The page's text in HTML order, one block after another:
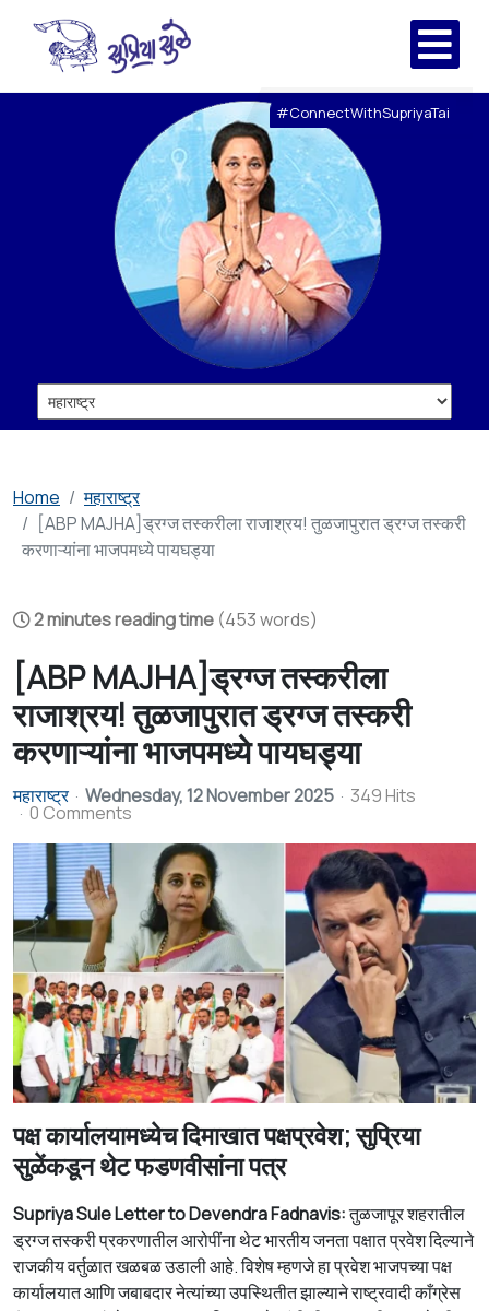
#ConnectWithSupriyaTai
Home
महाराष्ट्र
[ABP MAJHA]ड्रग्ज तस्करीला राजाश्रय! तुळजापुरात ड्रग्ज तस्करी
करणाऱ्यांना भाजपमध्ये पायघड्या
2 minutes reading time (453 words)
[ABP MAJHA]ड्रग्ज तस्करीला
राजाश्रय! तुळजापुरात ड्रग्ज तस्करी
करणाऱ्यांना भाजपमध्ये पायघड्या
महाराष्ट्र Wednesday, 12 November 2025 349 Hits
0 Comments
पक्ष कार्यालयामध्येच दिमाखात पक्षप्रवेश; सुप्रिया
सुळेंकडून थेट फडणवीसांना पत्र
Supriya Sule Letter to Devendra Fadnavis:तुळजापूर शहरातील
ड्रग्ज तस्करी प्रकरणातील आरोपींना थेट भारतीय जनता पक्षात प्रवेश दिल्याने
राजकीय वर्तुळात खळबळ उडाली आहे. विशेष म्हणजे हा प्रवेश भाजपच्या पक्ष
कार्यालयात आणि जबाबदार नेत्यांच्या उपस्थितीत झाल्याने राष्ट्रवादी काँग्रेस